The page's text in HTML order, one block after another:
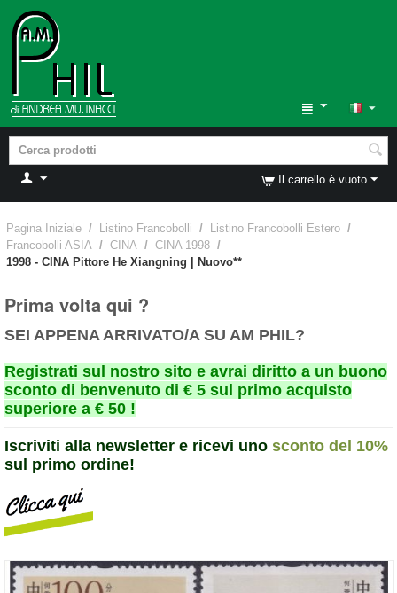
Il carrello è vuoto
Pagina Iniziale / Listino Francobolli / Listino Francobolli Estero /
Francobolli ASIA / CINA / CINA 1998 /
1998 - CINA Pittore He Xiangning | Nuovo**
Prima volta qui ?
SEI APPENA ARRIVATO/A SU AM PHIL?
Registrati sul nostro sito e avrai diritto a un buono
sconto di benvenuto di € 5 sul primo acquisto
superiore a € 50 !
Iscriviti alla newsletter e ricevi uno sconto del 10%
sul primo ordine!